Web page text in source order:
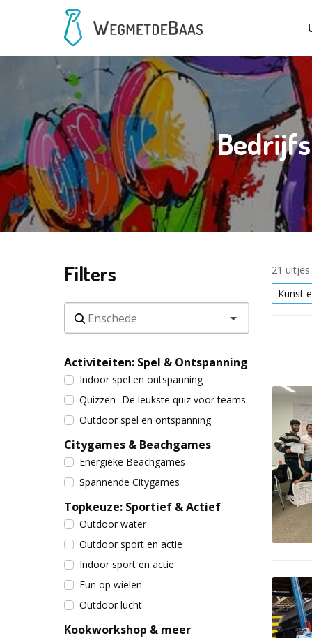
Filters
Activiteiten: Spel & Ontspanning
Indoor spel en ontspanning
Quizzen- De leukste quiz voor teams
Outdoor spel en ontspanning
Citygames & Beachgames
Energieke Beachgames
Spannende Citygames
Topkeuze: Sportief & Actief
Outdoor water
Outdoor sport en actie
Indoor sport en actie
Fun op wielen
Outdoor lucht
Kookworkshop & meer
21
Kunst